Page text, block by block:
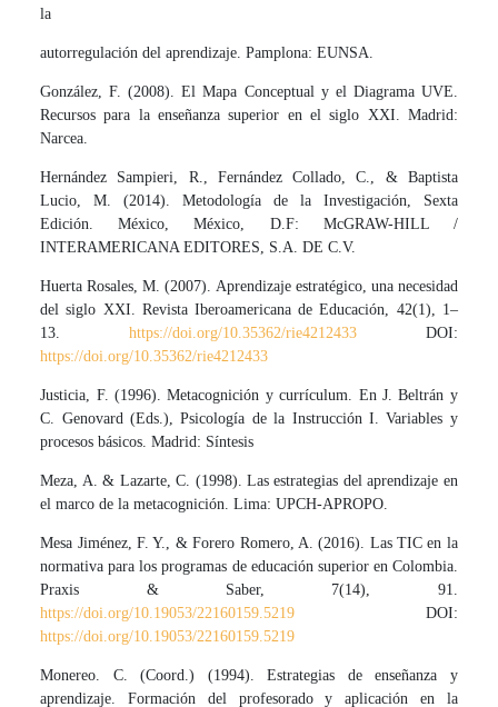
la
autorregulación del aprendizaje. Pamplona: EUNSA.
González, F. (2008). El Mapa Conceptual y el Diagrama UVE.
Recursos para la enseñanza superior en el siglo XXI. Madrid:
Narcea.
Hernández Sampieri, R., Fernández Collado, C., & Baptista
Lucio, M. (2014). Metodología de la Investigación, Sexta
Edición. México, México, D.F: McGRAW-HILL /
INTERAMERICANA EDITORES, S.A. DE C.V.
Huerta Rosales, M. (2007). Aprendizaje estratégico, una necesidad
del siglo XXI. Revista Iberoamericana de Educación, 42(1), 1–
13. https://doi.org/10.35362/rie4212433 DOI:
https://doi.org/10.35362/rie4212433
Justicia, F. (1996). Metacognición y currículum. En J. Beltrán y
C. Genovard (Eds.), Psicología de la Instrucción I. Variables y
procesos básicos. Madrid: Síntesis
Meza, A. & Lazarte, C. (1998). Las estrategias del aprendizaje en
el marco de la metacognición. Lima: UPCH-APROPO.
Mesa Jiménez, F. Y., & Forero Romero, A. (2016). Las TIC en la
normativa para los programas de educación superior en Colombia.
Praxis & Saber, 7(14), 91.
https://doi.org/10.19053/22160159.5219 DOI:
https://doi.org/10.19053/22160159.5219
Monereo. C. (Coord.) (1994). Estrategias de enseñanza y
aprendizaje. Formación del profesorado y aplicación en la